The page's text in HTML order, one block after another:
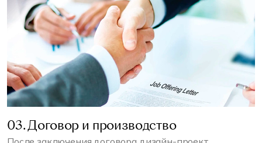
03. Договор и производство